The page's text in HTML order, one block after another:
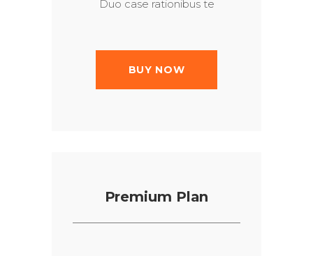
Duo case rationibus te
BUY NOW
Premium Plan